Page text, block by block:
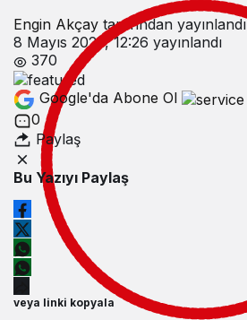
Engin Akçay tarafından yayınlandı
8 Mayıs 2023, 12:26 yayınlandı
370
Google'da Abone Ol
0
Paylaş
Bu Yazıyı Paylaş
veya linki kopyala